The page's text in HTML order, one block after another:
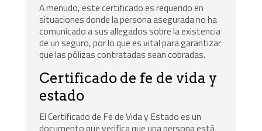
A menudo, este certificado es requerido en
situaciones donde la persona asegurada no ha
comunicado a sus allegados sobre la existencia
de un seguro, por lo que es vital para garantizar
que las pólizas contratadas sean cobradas.
Certificado de fe de vida y
estado
El Certificado de Fe de Vida y Estado es un
documento que verifica que una persona está